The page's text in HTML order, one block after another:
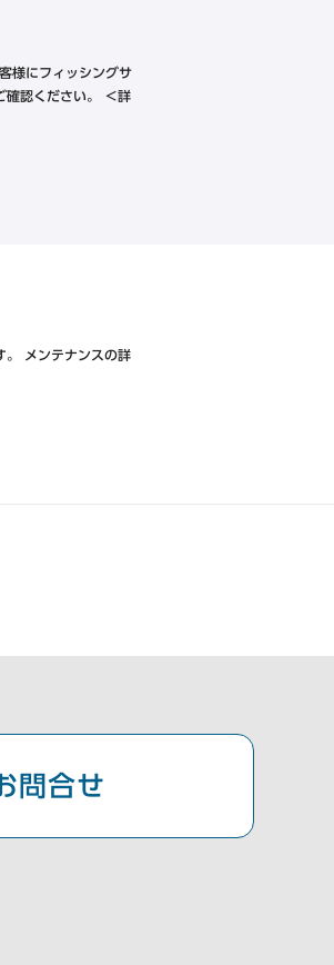
様にフィッシングサ
確認ください。 ＜詳
。 メンテナンスの詳
問合せ